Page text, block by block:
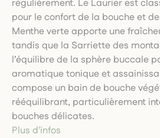
régulièrement. Le Laurier est
pour le confort de la bouche et
Menthe verte apporte une
tandis que la Sarriette des
l’équilibre de la sphère buccale
aromatique tonique et
compose un bain de bouche
rééquilibrant, particulièrement
bouches délicates.
Plus d'infos